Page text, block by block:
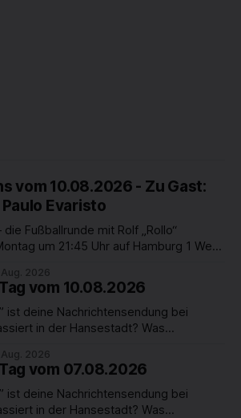
vom 10.08.2026 - Zu Gast:
Evaristo
die Fußballrunde mit Rolf „Rollo“
um 21:45 Uhr auf Hamburg 1 Wenn
Moderator Rolf „Rollo“ Fuhrmann
Gäste im Studio – echte
Aug. 2026
vom 10.08.2026
ist deine Nachrichtensendung bei
in der Hansestadt? Was
Fragen, die von Montag bis Freitag LIVE
werden - auf YouTube und im TV.
Aug. 2026
vom 07.08.2026
ist deine Nachrichtensendung bei
in der Hansestadt? Was